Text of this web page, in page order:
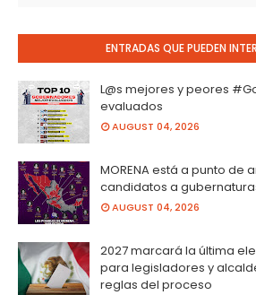
ENTRADAS QUE PUEDEN
L@s mejores y peores
evaluados
AUGUST 04, 2026
MORENA está a punto de
candidatos a
AUGUST 04, 2026
2027 marcará la última
para legisladores y
reglas del proceso